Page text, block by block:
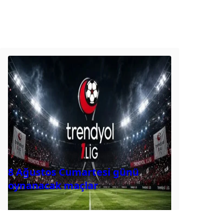
8 Ağustos Cumartesi günü
oynanacak maçlar